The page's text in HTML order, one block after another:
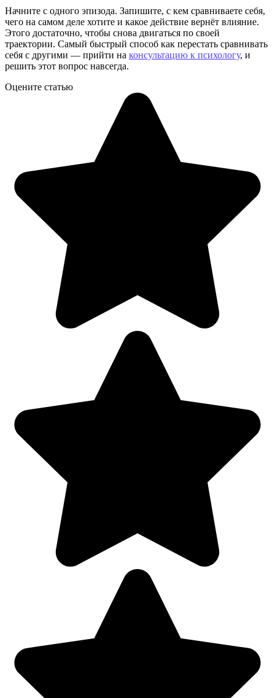
Начните с одного эпизода. Запишите, с кем сравниваете себя,
чего на самом деле хотите и какое действие вернёт влияние.
Этого достаточно, чтобы снова двигаться по своей
траектории. Самый быстрый способ как перестать сравнивать
себя с другими — прийти на консультацию к психологу, и
решить этот вопрос навсегда.
Оцените статью